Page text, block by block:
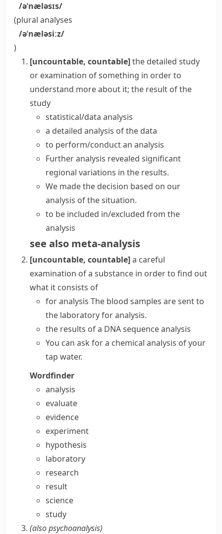
/əˈnæləsɪs/
(plural analyses
/əˈnæləsiːz/
)
[uncountable, countable]the detailed study
or examination of something in order to
understand more about it; the result of the
study
statistical/data analysis
a detailed analysis of the data
to perform/conduct an analysis
Furtheranalysis revealed significant
regional variations in the results.
We made the decision based on our
analysis of the situation.
to be included in/excluded from the
analysis
see also meta-analysis
[uncountable, countable]a careful
examination of a substance in order to find out
what it consists of
for analysis The blood samples are sent to
the laboratory for analysis.
the results of a DNA sequence analysis
You can ask for a chemical analysis of your
tap water.
Wordfinder
analysis
evaluate
evidence
experiment
hypothesis
laboratory
research
result
science
study
(alsopsychoanalysis)